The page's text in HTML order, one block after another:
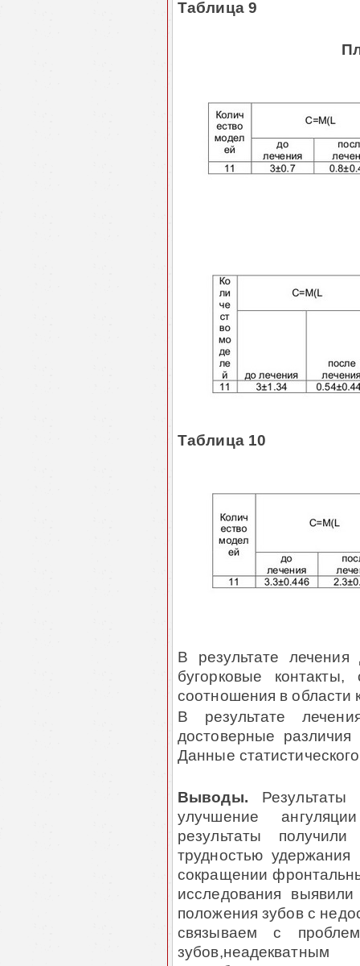
Таблица 9
Таблица 10
В результате
бугорковые
соотношения в области
В результате
достоверные
Данные
Выводы.
улучшение
результаты
трудностью
сокращении
исследования выявили
положе­ния зубов с
связываем с